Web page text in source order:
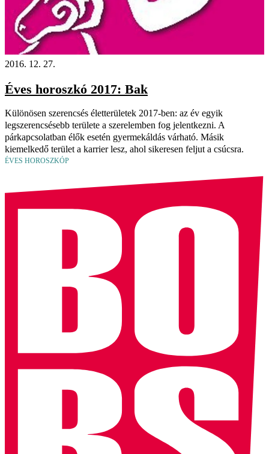
2016. 12. 27.
Éves horoszkó 2017: Bak
Különösen szerencsés életterületek 2017-ben: az év egyik
legszerencsésebb területe a szerelemben fog jelentkezni. A
párkapcsolatban élők esetén gyermekáldás várható. Másik
kiemelkedő terület a karrier lesz, ahol sikeresen feljut a csúcsra.
ÉVES HOROSZKÓP